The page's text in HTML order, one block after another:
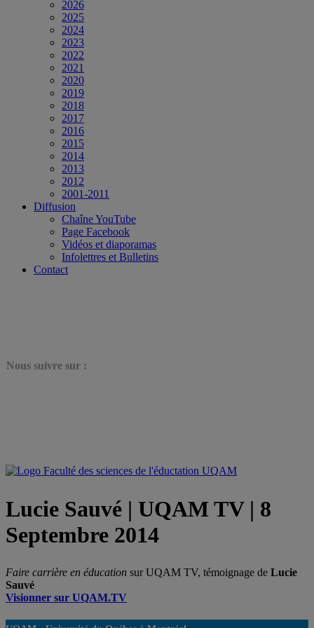
2026
2025
2024
2023
2022
2021
2020
2019
2018
2017
2016
2015
2014
2013
2012
2001-2011
Diffusion
Chaîne YouTube
Page Facebook
Vidéos et diaporamas
Infolettres et Bulletins
Contact
Nous suivre sur :
Lucie Sauvé | UQAM TV | 8
Septembre 2014
Faire carrière en éducation sur UQAM TV, témoignage de Lucie
Sauvé
Visionner sur UQAM.TV